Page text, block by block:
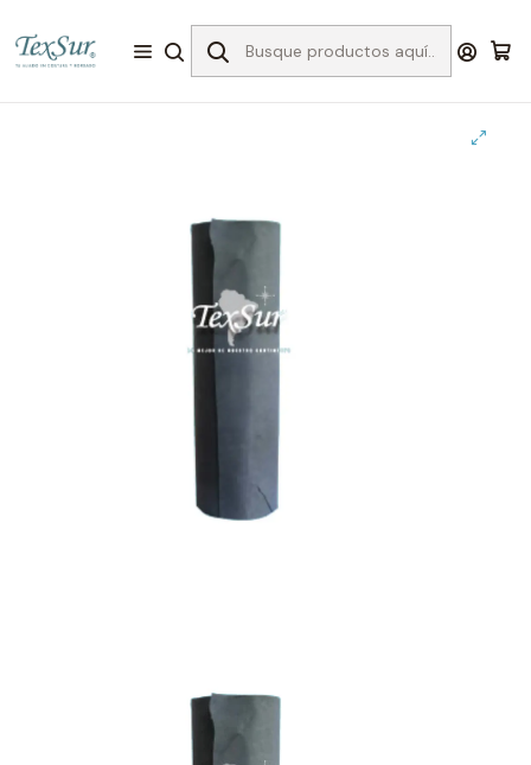
Bordado
Entretelas para el bordado
Sin pegamento
Entretela negra 100 x 0.75 mts